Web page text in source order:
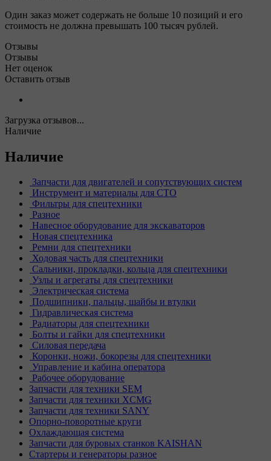
Один заказ может содержать не больше 10 позиций и его
стоимость не должна превышать 100 тысяч рублей.
Отзывы
Отзывы
Нет оценок
Оставить отзыв
Загрузка отзывов...
Наличие
Наличие
Запчасти для двигателей и сопутствующих систем
Инструмент и материалы для СТО
Фильтры для спецтехники
Разное
Навесное оборудование для экскаваторов
Новая спецтехника
Ремни для спецтехники
Ходовая часть для спецтехники
Сальники, прокладки, кольца для спецтехники
Узлы и агрегаты для спецтехники
Электрическая система
Подшипники, пальцы, шайбы и втулки
Гидравлическая система
Радиаторы для спецтехники
Болты и гайки для спецтехники
Силовая передача
Коронки, ножи, бокорезы для спецтехники
Управление и кабина оператора
Рабочее оборудование
Запчасти для техники SEM
Запчасти для техники XCMG
Запчасти для техники SANY
Опорно-поворотные круги
Охлаждающая система
Запчасти для буровых станков KAISHAN
Стартеры и генераторы разное